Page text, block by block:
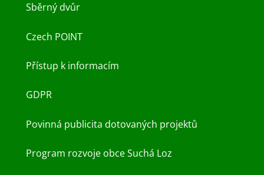
Sběrný dvůr
Czech POINT
Přístup k informacím
GDPR
Povinná publicita dotovaných projektů
Program rozvoje obce Suchá Loz